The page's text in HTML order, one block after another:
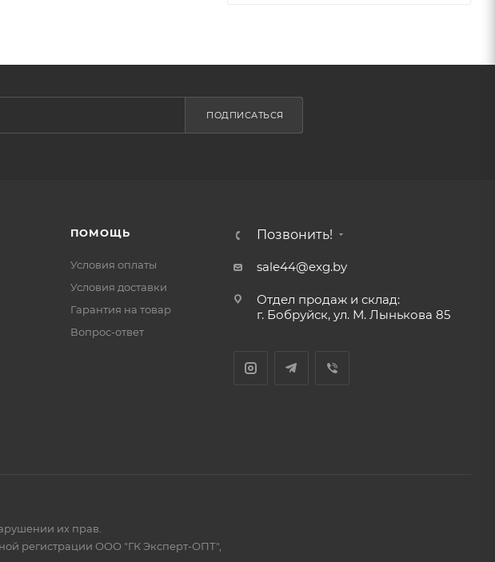
ПОДПИСАТЬСЯ
ПОМОЩЬ
Условия оплаты
Условия доставки
Гарантия на товар
Вопрос-ответ
Позвонить!
sale44@exg.by
Отдел продаж и склад:
г. Бобруйск, ул. М. Лынькова 85
их прав.
регистрации ООО "ГК Эксперт-ОПТ",